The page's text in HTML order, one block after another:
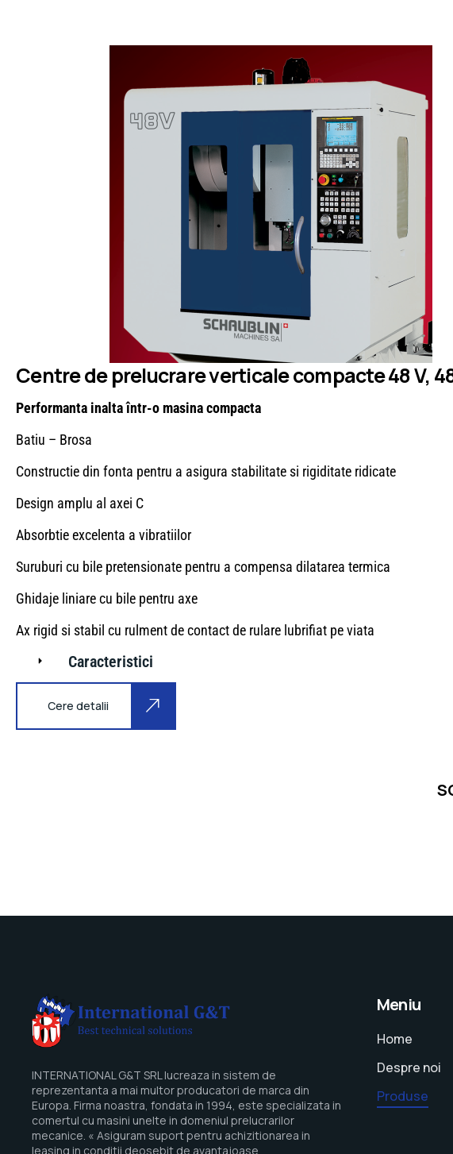
Centre de prelucrare verticale compacte 48 V,
Performanta inalta într-o masina compacta
Batiu – Brosa
Constructie din fonta pentru a asigura stabilitate si rigiditate ridicate
Design amplu al axei C
Absorbtie excelenta a vibratiilor
Suruburi cu bile pretensionate pentru a compensa dilatarea termica
Ghidaje liniare cu bile pentru axe
Ax rigid si stabil cu rulment de contact de rulare lubrifiat pe viata
Caracteristici
Cere detalii
INTERNATIONAL G&T SRL lucreaza in sistem de
reprezentanta a mai multor producatori de marca din
Europa. Firma noastra, fondata in 1994, este specializata in
comertul cu masini unelte in domeniul prelucrarilor
mecanice. « Asiguram suport pentru achizitionarea in
leasing in conditii deosebit de avantajoase
Meniu
Home
Despre noi
Produse